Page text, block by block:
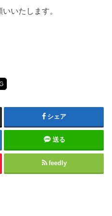
いたします。
シェア
送る
feedly